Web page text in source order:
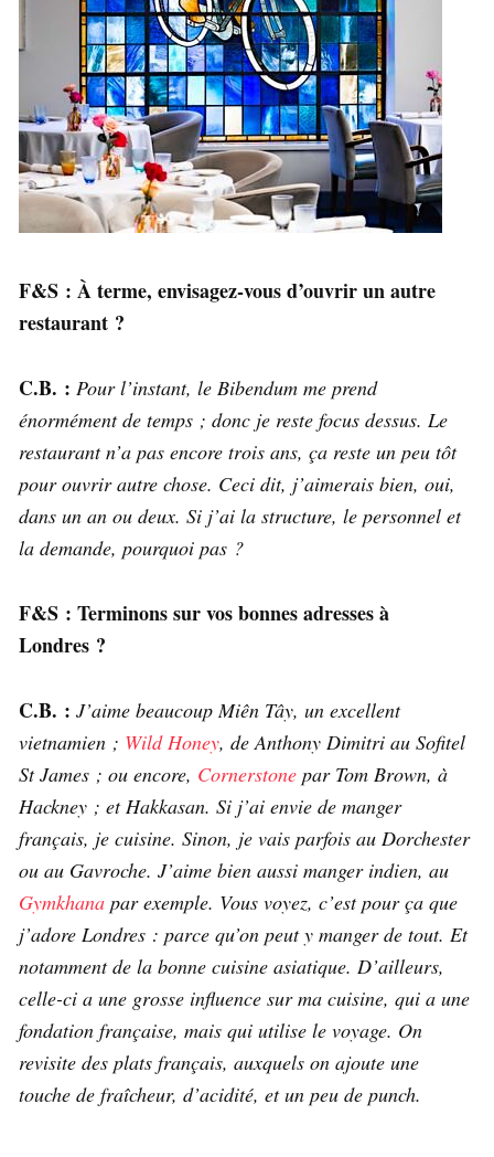
F&S : À terme, envisagez-vous d’ouvrir un autre
restaurant ?
C.B. : Pour l’instant, le Bibendum me prend
énormément de temps ; donc je reste focus dessus. Le
restaurant n’a pas encore trois ans, ça reste un peu tôt
pour ouvrir autre chose. Ceci dit, j’aimerais bien, oui,
dans un an ou deux. Si j’ai la structure, le personnel et
la demande, pourquoi pas ?
F&S : Terminons sur vos bonnes adresses à
Londres ?
C.B. : J’aime beaucoup Miên Tây, un excellent
vietnamien ; Wild Honey, de Anthony Dimitri au Sofitel
St James ; ou encore, Cornerstone par Tom Brown, à
Hackney ; et Hakkasan. Si j’ai envie de manger
français, je cuisine. Sinon, je vais parfois au Dorchester
ou au Gavroche. J’aime bien aussi manger indien, au
Gymkhana par exemple. Vous voyez, c’est pour ça que
j’adore Londres : parce qu’on peut y manger de tout. Et
notamment de la bonne cuisine asiatique. D’ailleurs,
celle-ci a une grosse influence sur ma cuisine, qui a une
fondation française, mais qui utilise le voyage. On
revisite des plats français, auxquels on ajoute une
touche de fraîcheur, d’acidité, et un peu de punch.